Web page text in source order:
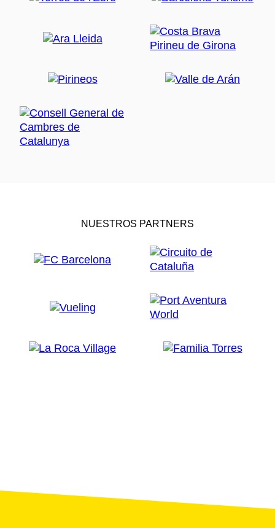
NUESTROS PARTNERS